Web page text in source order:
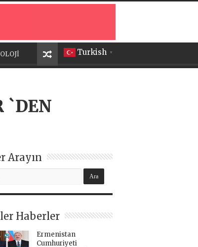
Turkish ▼
`DEN
Arayın
Haberler
Ermenistan
Cumhuriyeti